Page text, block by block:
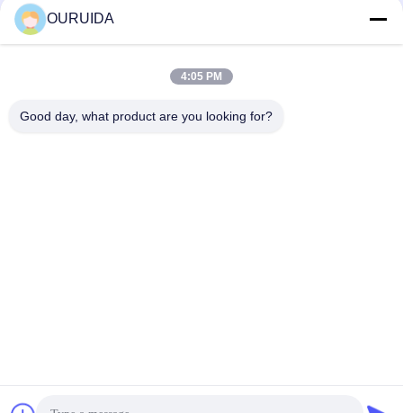
OURUIDA
4:05 PM
Good day, what product are you looking for?